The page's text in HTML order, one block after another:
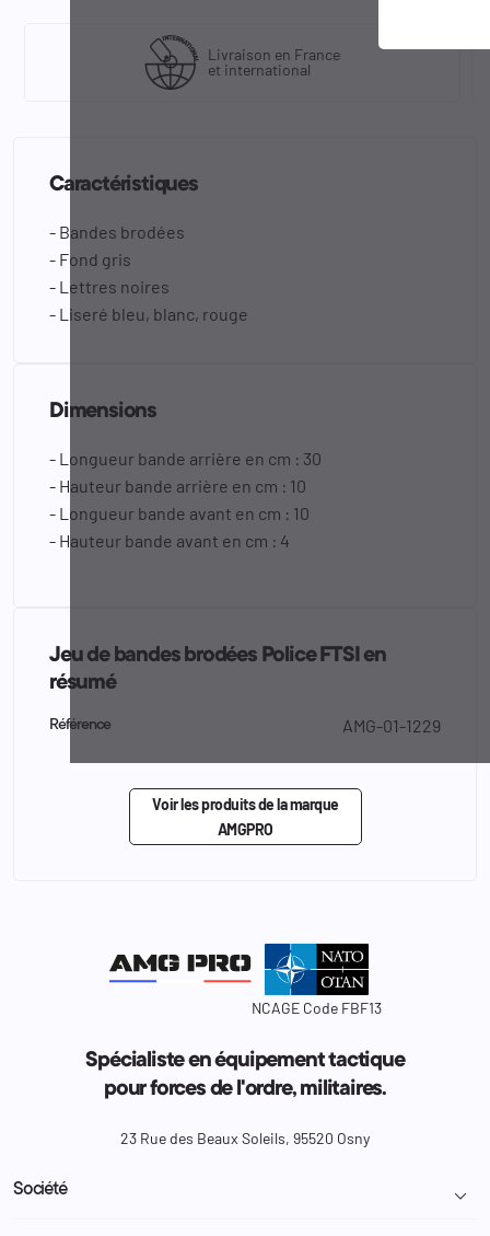
Livraison en France
et international
Caractéristiques
- Bandes brodées
- Fond gris
- Lettres noires
- Liseré bleu, blanc, rouge
Dimensions
- Longueur bande arrière en cm : 30
- Hauteur bande arrière en cm : 10
- Longueur bande avant en cm : 10
- Hauteur bande avant en cm : 4
Jeu de bandes brodées Police FTSI en
résumé
Référence AMG-01-1229
Voir les produits de la marque
AMGPRO
NCAGE Code FBF13
Spécialiste en équipement tactique
pour forces de l'ordre, militaires.
23 Rue des Beaux Soleils, 95520 Osny
Société 